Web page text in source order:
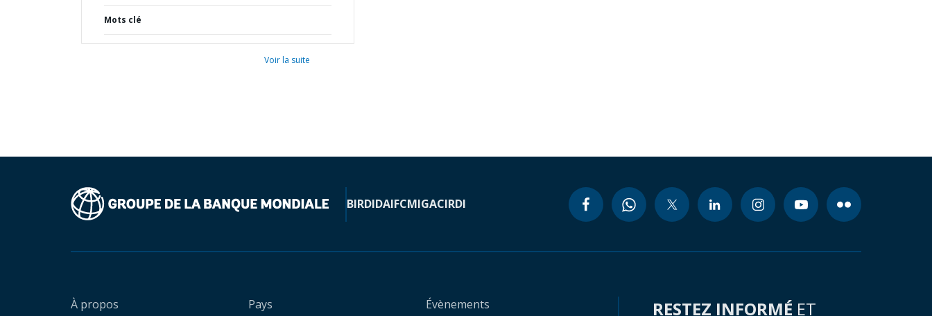
Mots clé
Voir la suite
BIRDIDAIFCMIGACIRDI
À propos Pays Évènements RESTEZ INFORMÉ ET